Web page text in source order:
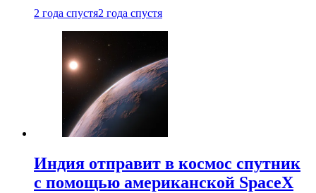
2 года спустя2 года спустя
Индия отправит в космос спутник
с помощью американской SpaceX